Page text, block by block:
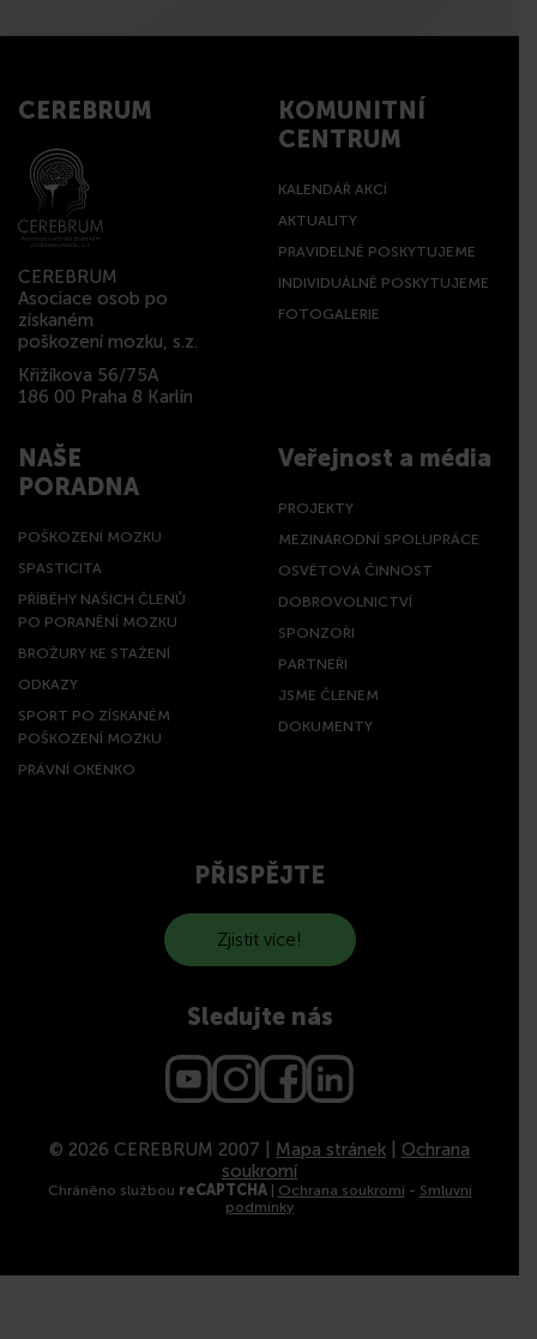
CEREBRUM
CEREBRUM
Asociace osob po
získaném
poškození mozku, s.z.
Křižíkova 56/75A
186 00 Praha 8 Karlín
KOMUNITNÍ
CENTRUM
KALENDÁŘ AKCÍ
AKTUALITY
PRAVIDELNĚ POSKYTUJEME
INDIVIDUÁLNĚ POSKYTUJEME
FOTOGALERIE
NAŠE
PORADNA
POŠKOZENÍ MOZKU
SPASTICITA
PŘÍBĚHY NAŠICH ČLENŮ
PO PORANĚNÍ MOZKU
BROŽURY KE STAŽENÍ
ODKAZY
SPORT PO ZÍSKANÉM
POŠKOZENÍ MOZKU
PRÁVNÍ OKÉNKO
Veřejnost a média
PROJEKTY
MEZINÁRODNÍ SPOLUPRÁCE
OSVĚTOVÁ ČINNOST
DOBROVOLNICTVÍ
SPONZOŘI
PARTNEŘI
JSME ČLENEM
DOKUMENTY
PŘISPĚJTE
Zjistit více!
Sledujte nás
© 2026 CEREBRUM 2007 | Mapa stránek
Ochrana
soukromí
Chráněno službou reCAPTCHA| Ochrana soukromí - Smluvní
podmínky